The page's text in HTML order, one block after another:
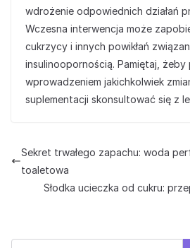
wdrożenie odpowiednich działań
Wczesna interwencja może
cukrzycy i innych powikłań
insulinoopornością. Pamiętaj, żeby
wprowadzeniem jakichkolwiek
suplementacji skonsultować się z
Sekret trwałego zapachu: woda
toaletowa
Słodka ucieczka od cukru: